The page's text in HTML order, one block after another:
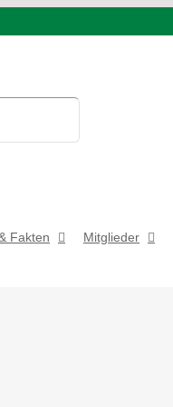
Fakten Mitglieder